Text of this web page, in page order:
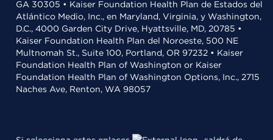
GA 30305 • Kaiser Foundation Health Plan de Estados del
Atlántico Medio, Inc., en Maryland, Virginia, y Washington,
D.C., 4000 Garden City Drive, Hyattsville, MD, 20785 •
Kaiser Foundation Health Plan del Noroeste, 500 NE
Multnomah St., Suite 100, Portland, OR 97232 • Kaiser
Foundation Health Plan of Washington or Kaiser
Foundation Health Plan of Washington Options, Inc., 2715
Naches Ave, Renton, WA 98057